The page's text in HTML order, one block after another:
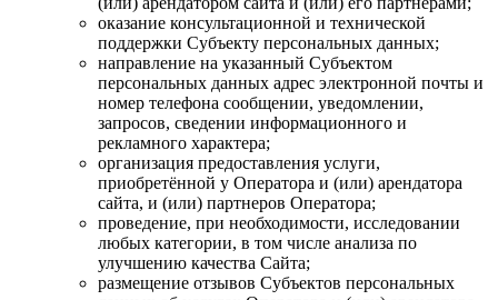
оказание консультационной и технической
поддержки Субъекту персональных данных;
направление на указанный Субъектом
персональных данных адрес электронной почты и
номер телефона сообщении, уведомлении,
запросов, сведении информационного и
рекламного характера;
организация предоставления услуги,
приобретённой у Оператора и (или) арендатора
сайта, и (или) партнеров Оператора;
проведение, при необходимости, исследовании
любых категории, в том числе анализа по
улучшению качества Сайта;
размещение отзывов Субъектов персональных